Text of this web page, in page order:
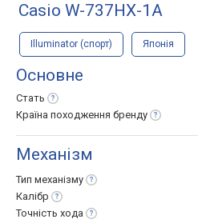
Casio W-737HX-1A
Illuminator (спорт) Японія
Основне
Стать
Країна походження бренду
Механізм
Тип механізму
Калібр
Точність хода